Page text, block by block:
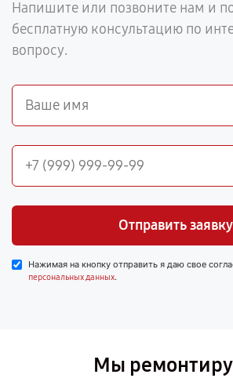
Напишите или позвоните нам и
бесплатную консультацию по
вопросу.
Отправить заявку
Нажимая на кнопку отправить я даю свое
персональных данных.
Мы